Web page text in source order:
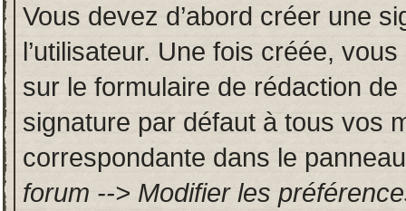
Vous devez d’abord créer une
l’utilisateur. Une fois créée,
sur le formulaire de rédaction
signature par défaut à tous vos
correspondante dans le
forum --> Modifier les